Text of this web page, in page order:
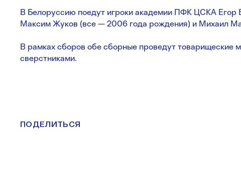
В Белоруссию поедут игроки академии ПФК ЦСКА Егор
Максим Жуков (все — 2006 года рождения) и Михаил
В рамках сборов обе сборные проведут товарищеские
сверстниками.
ПОДЕЛИТЬСЯ